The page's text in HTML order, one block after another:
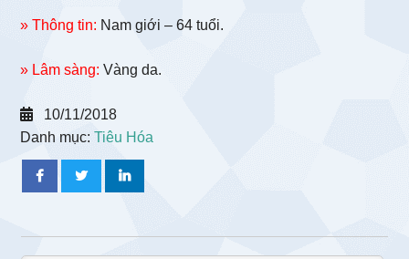
» Thông tin: Nam giới – 64 tuổi.
» Lâm sàng: Vàng da.
10/11/2018
Danh mục:Tiêu Hóa